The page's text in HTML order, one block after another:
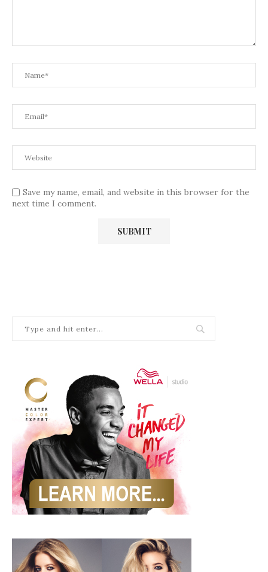
Save my name, email, and website in this browser for the
next time I comment.